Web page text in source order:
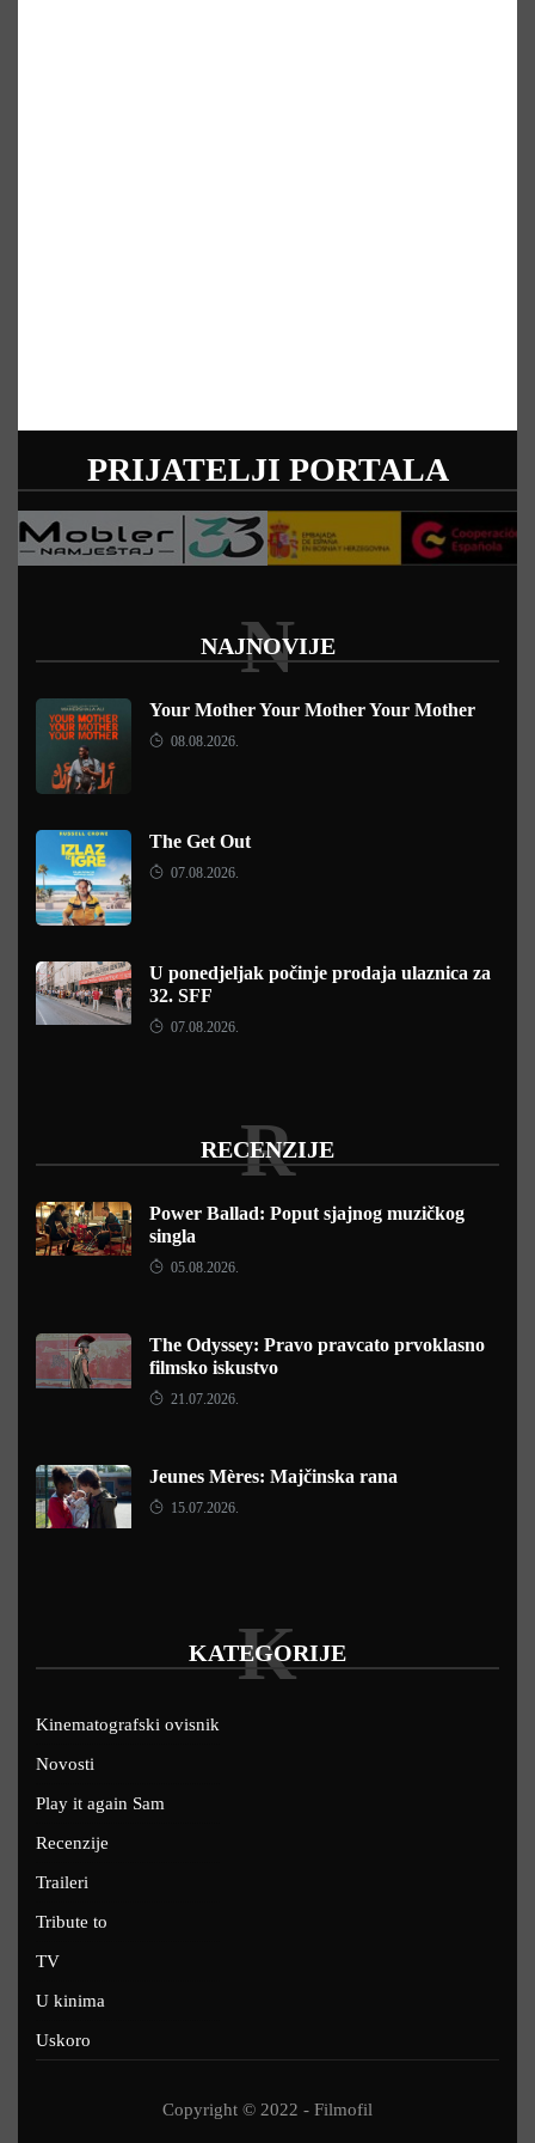
PRIJATELJI PORTALA
NAJNOVIJE
N
Your Mother Your Mother Your Mother
08.08.2026.
The Get Out
07.08.2026.
U ponedjeljak počinje prodaja ulaznica za
32. SFF
07.08.2026.
RECENZIJE
R
Power Ballad: Poput sjajnog muzičkog
singla
05.08.2026.
The Odyssey: Pravo pravcato prvoklasno
filmsko iskustvo
21.07.2026.
Jeunes Mères: Majčinska rana
15.07.2026.
KATEGORIJE
K
Kinematografski ovisnik
Novosti
Play it again Sam
Recenzije
Traileri
Tribute to
TV
U kinima
Uskoro
Copyright © 2022 - Filmofil